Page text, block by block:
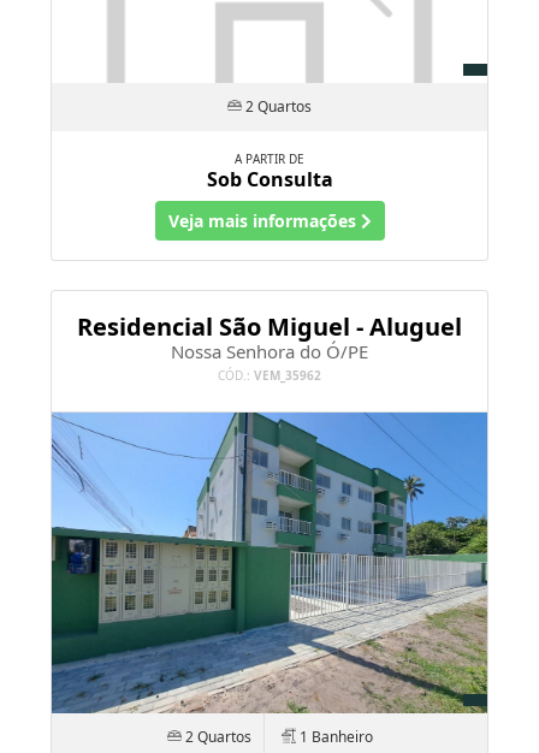
Veja mais informações
Residencial São Miguel - Aluguel
Nossa Senhora do Ó/PE
CÓD.:VEM_35962
2 Quartos 1 Banheiro
A PARTIR DE
R$ 750
Veja mais informações